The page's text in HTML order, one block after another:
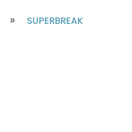
SUPERBREAK